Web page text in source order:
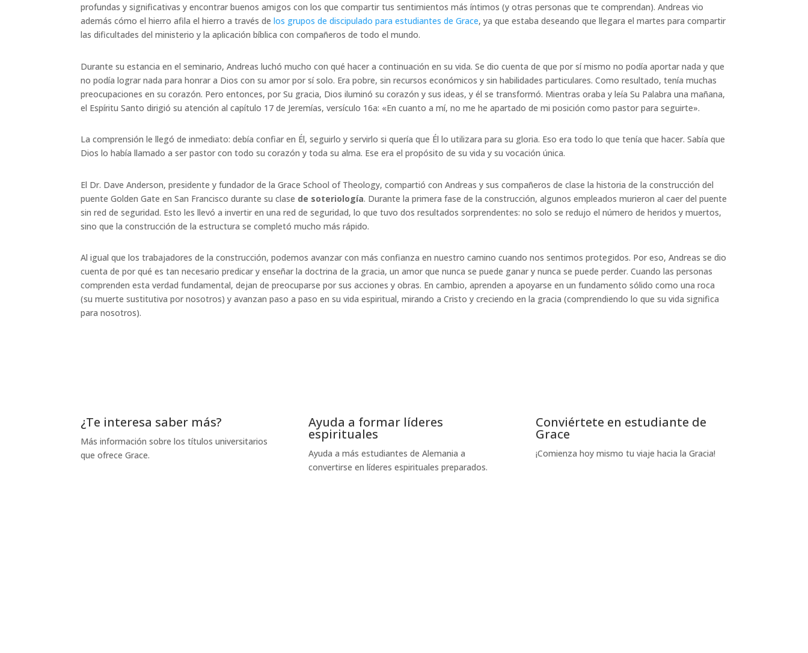
profundas y significativas y encontrar buenos amigos con los que compartir tus sentimientos más íntimos (y otras personas que te comprendan). Andreas vio
además cómo el hierro afila el hierro a través delos grupos de discipulado para estudiantes de Grace, ya que estaba deseando que llegara el martes para compartir
las dificultades del ministerio y la aplicación bíblica con compañeros de todo el mundo.
Durante su estancia en el seminario, Andreas luchó mucho con qué hacer a continuación en su vida. Se dio cuenta de que por sí mismo no podía aportar nada y que
no podía lograr nada para honrar a Dios con su amor por sí solo. Era pobre, sin recursos económicos y sin habilidades particulares. Como resultado, tenía muchas
preocupaciones en su corazón. Pero entonces, por Su gracia, Dios iluminó su corazón y sus ideas, y él se transformó. Mientras oraba y leía Su Palabra una mañana,
el Espíritu Santo dirigió su atención al capítulo 17 de Jeremías, versículo 16a: «En cuanto a mí, no me he apartado de mi posición como pastor para seguirte».
La comprensión le llegó de inmediato: debía confiar en Él, seguirlo y servirlo si quería que Él lo utilizara para su gloria. Eso era todo lo que tenía que hacer. Sabía que
Dios lo había llamado a ser pastor con todo su corazón y toda su alma. Ese era el propósito de su vida y su vocación única.
El Dr. Dave Anderson, presidente y fundador de la Grace School of Theology, compartió con Andreas y sus compañeros de clase la historia de la construcción del
puente Golden Gate en San Francisco durante su clase de soteriología. Durante la primera fase de la construcción, algunos empleados murieron al caer del puente
sin red de seguridad. Esto les llevó a invertir en una red de seguridad, lo que tuvo dos resultados sorprendentes: no solo se redujo el número de heridos y muertos,
sino que la construcción de la estructura se completó mucho más rápido.
Al igual que los trabajadores de la construcción, podemos avanzar con más confianza en nuestro camino cuando nos sentimos protegidos. Por eso, Andreas se dio
cuenta de por qué es tan necesario predicar y enseñar la doctrina de la gracia, un amor que nunca se puede ganar y nunca se puede perder. Cuando las personas
comprenden esta verdad fundamental, dejan de preocuparse por sus acciones y obras. En cambio, aprenden a apoyarse en un fundamento sólido como una roca
(su muerte sustitutiva por nosotros) y avanzan paso a paso en su vida espiritual, mirando a Cristo y creciendo en la gracia (comprendiendo lo que su vida significa
para nosotros).
¿Te interesa saber más?
Más información sobre los títulos universitarios
que ofrece Grace.
Ayuda a formar líderes
espirituales
Ayuda a más estudiantes de Alemania a
convertirse en líderes espirituales preparados.
Conviértete en estudiante de
Grace
¡Comienza hoy mismo tu viaje hacia la Gracia!